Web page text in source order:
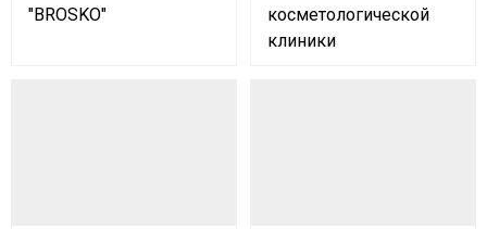
"BROSKO"
косметологической
клиники